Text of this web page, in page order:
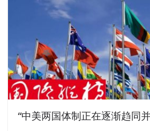
“中美两国体制正在逐渐趋同